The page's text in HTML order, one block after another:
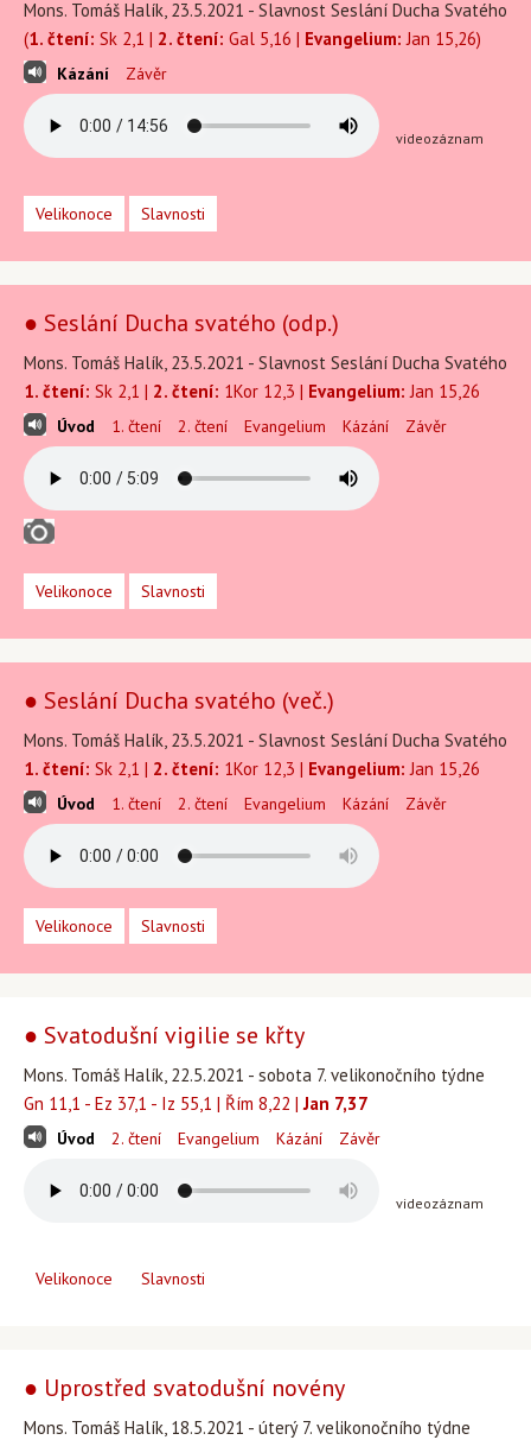
Mons. Tomáš Halík, 23.5.2021 - Slavnost Seslání Ducha Svatého
(1. čtení: Sk 2,1 | 2. čtení: Gal 5,16 | Evangelium: Jan 15,26)
Kázání Závěr
videozáznam
Velikonoce Slavnosti
● Seslání Ducha svatého (odp.)
Mons. Tomáš Halík, 23.5.2021 - Slavnost Seslání Ducha Svatého
1. čtení: Sk 2,1 | 2. čtení: 1Kor 12,3 | Evangelium: Jan 15,26
Úvod 1. čtení 2. čtení Evangelium Kázání Závěr
Velikonoce Slavnosti
● Seslání Ducha svatého (več.)
Mons. Tomáš Halík, 23.5.2021 - Slavnost Seslání Ducha Svatého
1. čtení: Sk 2,1 | 2. čtení: 1Kor 12,3 | Evangelium: Jan 15,26
Úvod 1. čtení 2. čtení Evangelium Kázání Závěr
Velikonoce Slavnosti
● Svatodušní vigilie se křty
Mons. Tomáš Halík, 22.5.2021 - sobota 7. velikonočního týdne
Gn 11,1 - Ez 37,1 - Iz 55,1 | Řím 8,22 |Jan 7,37
Úvod 2. čtení Evangelium Kázání Závěr
videozáznam
Velikonoce Slavnosti
● Uprostřed svatodušní novény
Mons. Tomáš Halík, 18.5.2021 - úterý 7. velikonočního týdne